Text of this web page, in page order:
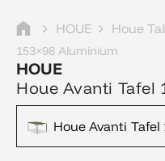
HOUE Houe
153×98 Aluminium
HOUE
Houe Avanti
Houe Avanti